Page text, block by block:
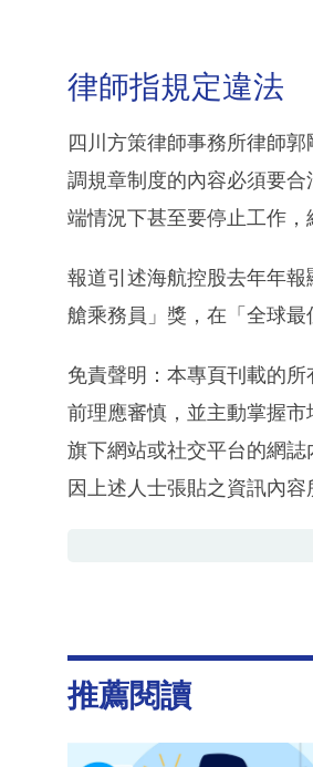
律師指規定違法
四川方策律師事務所律師
調規章制度的內容必須要
端情況下甚至要停止工作，
報道引述海航控股去年年
艙乘務員」獎，在「全球最
免責聲明：本專頁刊載的
前理應審慎，並主動掌握
旗下網站或社交平台的網
因上述人士張貼之資訊內容
推薦閱讀